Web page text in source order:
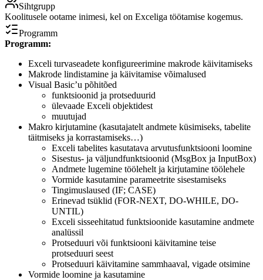
Sihtgrupp
Koolitusele ootame inimesi, kel on Exceliga töötamise kogemus.
Programm
Programm:
Exceli turvaseadete konfigureerimine makrode käivitamiseks
Makrode lindistamine ja käivitamise võimalused
Visual Basic’u põhitõed
funktsioonid ja protseduurid
ülevaade Exceli objektidest
muutujad
Makro kirjutamine (kasutajatelt andmete küsimiseks, tabelite
täitmiseks ja korrastamiseks…)
Exceli tabelites kasutatava arvutusfunktsiooni loomine
Sisestus- ja väljundfunktsioonid (MsgBox ja InputBox)
Andmete lugemine töölehelt ja kirjutamine töölehele
Vormide kasutamine parameetrite sisestamiseks
Tingimuslaused (IF; CASE)
Erinevad tsüklid (FOR-NEXT, DO-WHILE, DO-
UNTIL)
Exceli sisseehitatud funktsioonide kasutamine andmete
analüssil
Protseduuri või funktsiooni käivitamine teise
protseduuri seest
Protseduuri käivitamine sammhaaval, vigade otsimine
Vormide loomine ja kasutamine